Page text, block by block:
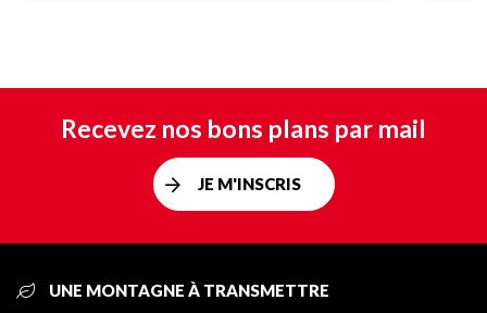
Recevez nos bons plans par mail
JE M'INSCRIS
UNE MONTAGNE À TRANSMETTRE